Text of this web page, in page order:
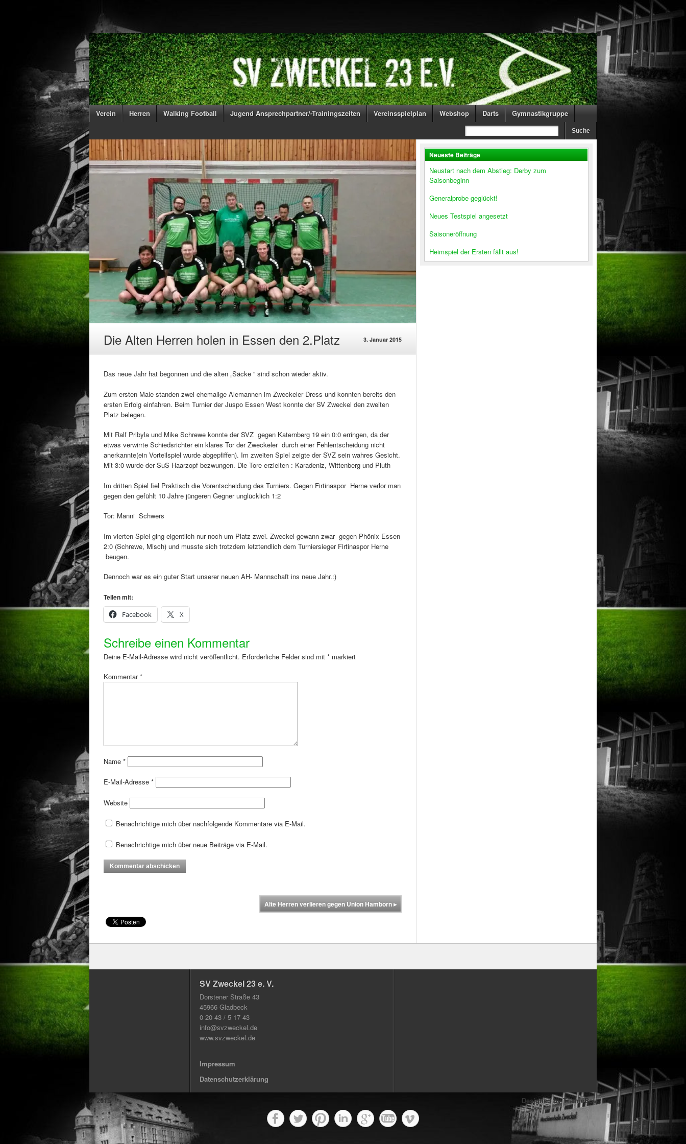
Verein Herren Walking Football Jugend Ansprechpartner/-Trainingszeiten Vereinsspielplan Webshop Darts Gymnastikgruppe
Die Alten Herren holen in Essen den 2.Platz 3. Januar 2015
Das neue Jahr hat begonnen und die alten „Säcke “ sind schon wieder aktiv.
Zum ersten Male standen zwei ehemalige Alemannen im Zweckeler Dress und konnten bereits den
ersten Erfolg einfahren. Beim Turnier der Juspo Essen West konnte der SV Zweckel den zweiten
Platz belegen.
Mit Ralf Pribyla und Mike Schrewe konnte der SVZ gegen Katernberg 19 ein 0:0 erringen, da der
etwas verwirrte Schiedsrichter ein klares Tor der Zweckeler durch einer Fehlentscheidung nicht
anerkannte(ein Vorteilspiel wurde abgepfiffen). Im zweiten Spiel zeigte der SVZ sein wahres Gesicht.
Mit 3:0 wurde der SuS Haarzopf bezwungen. Die Tore erzielten : Karadeniz, Wittenberg und Piuth
Im dritten Spiel fiel Praktisch die Vorentscheidung des Turniers. Gegen Firtinaspor Herne verlor man
gegen den gefühlt 10 Jahre jüngeren Gegner unglücklich 1:2
Tor: Manni Schwers
Im vierten Spiel ging eigentlich nur noch um Platz zwei. Zweckel gewann zwar gegen Phönix Essen
2:0 (Schrewe, Misch) und musste sich trotzdem letztendlich dem Turniersieger Firtinaspor Herne
beugen.
Dennoch war es ein guter Start unserer neuen AH- Mannschaft ins neue Jahr.:)
Teilen mit:
Facebook
X
Schreibe einen Kommentar
Deine E-Mail-Adresse wird nicht veröffentlicht. Erforderliche Felder sind mit * markiert
Kommentar*
Name *
E-Mail-Adresse *
Website
Benachrichtige mich über nachfolgende Kommentare via E-Mail.
Benachrichtige mich über neue Beiträge via E-Mail.
Alte Herren verlieren gegen Union Hamborn▸
Neueste Beiträge
Neustart nach dem Abstieg: Derby zum
Saisonbeginn
Generalprobe geglückt!
Neues Testspiel angesetzt
Saisoneröffnung
Heimspiel der Ersten fällt aus!
SV Zweckel 23 e. V.
Dorstener Straße 43
45966 Gladbeck
0 20 43 / 5 17 43
info@svzweckel.de
www.svzweckel.de
Impressum
Datenschutzerklärung
© 2015 Designed byThemeBoy
PinterestLinkedInGoogle+YouTubeVimeo